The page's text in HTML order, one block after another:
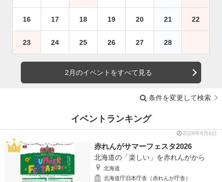
16 17 18 19 20 21 22
23 24 25 26 27 28
2月のイベントをすべて見る
条件を変更して検索
イベントランキング
2026年8月6日
赤れんがサマーフェスタ2026
北海道の「楽しい」を赤れんがから
北海道
北海道庁旧本庁舎（赤れんが庁舎）